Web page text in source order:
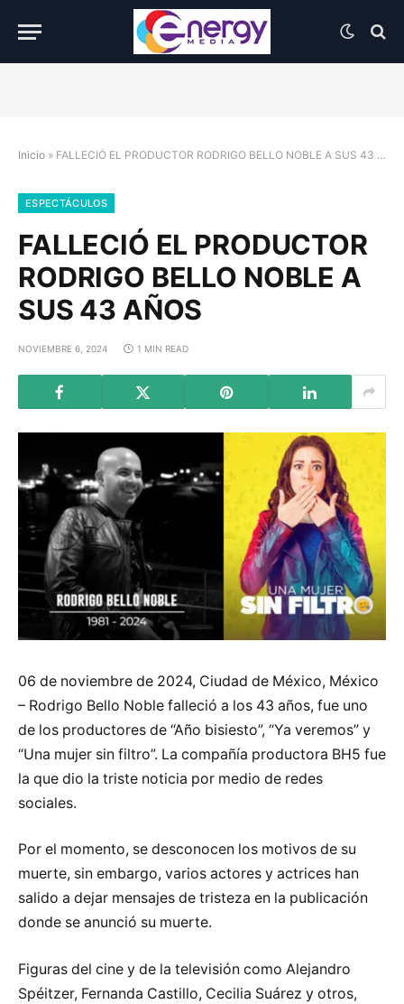
Inicio » FALLECIÓ EL PRODUCTOR RODRIGO BELLO NOBLE A SUS 43 AÑOS
ESPECTÁCULOS
FALLECIÓ EL PRODUCTOR
RODRIGO BELLO NOBLE A
SUS 43 AÑOS
NOVIEMBRE 6, 2024 1 MIN READ
06 de noviembre de 2024, Ciudad de México, México
– Rodrigo Bello Noble falleció a los 43 años, fue uno
de los productores de “Año bisiesto”, “Ya veremos” y
“Una mujer sin filtro”. La compañía productora BH5 fue
la que dio la triste noticia por medio de redes
sociales.
Por el momento, se desconocen los motivos de su
muerte, sin embargo, varios actores y actrices han
salido a dejar mensajes de tristeza en la publicación
donde se anunció su muerte.
Figuras del cine y de la televisión como Alejandro
Spéitzer, Fernanda Castillo, Cecilia Suárez y otros,